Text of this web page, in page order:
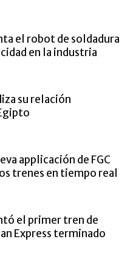
el robot de soldadura
en la industria
su relación
applicación de FGC
trenes en tiempo real
el primer tren de
Express terminado